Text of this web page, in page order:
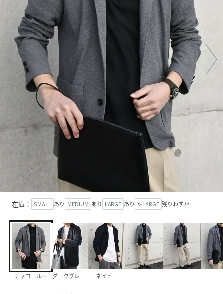
在庫： SMALL あり MEDIUM あり LARGE あり X-LARGE 残りわずか
チャコールグレーダークグレー ネイビー